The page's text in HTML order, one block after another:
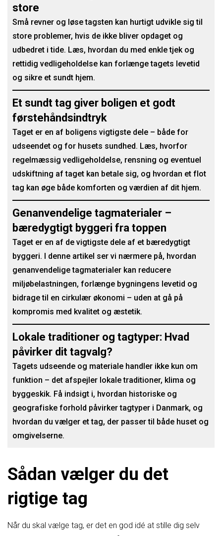
store
Små revner og løse tagsten kan hurtigt udvikle sig til
store problemer, hvis de ikke bliver opdaget og
udbedret i tide. Læs, hvordan du med enkle tjek og
rettidig vedligeholdelse kan forlænge tagets levetid
og sikre et sundt hjem.
Et sundt tag giver boligen et godt
førstehåndsindtryk
Taget er en af boligens vigtigste dele – både for
udseendet og for husets sundhed. Læs, hvorfor
regelmæssig vedligeholdelse, rensning og eventuel
udskiftning af taget kan betale sig, og hvordan et flot
tag kan øge både komforten og værdien af dit hjem.
Genanvendelige tagmaterialer –
bæredygtigt byggeri fra toppen
Taget er en af de vigtigste dele af et bæredygtigt
byggeri. I denne artikel ser vi nærmere på, hvordan
genanvendelige tagmaterialer kan reducere
miljøbelastningen, forlænge bygningens levetid og
bidrage til en cirkulær økonomi – uden at gå på
kompromis med kvalitet og æstetik.
Lokale traditioner og tagtyper: Hvad
påvirker dit tagvalg?
Tagets udseende og materiale handler ikke kun om
funktion – det afspejler lokale traditioner, klima og
byggeskik. Få indsigt i, hvordan historiske og
geografiske forhold påvirker tagtyper i Danmark, og
hvordan du vælger et tag, der passer til både huset og
omgivelserne.
Sådan vælger du det
rigtige tag
Når du skal vælge tag, er det en god idé at stille dig selv